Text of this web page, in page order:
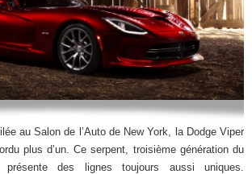
au Salon de l’Auto de New York, la Dodge Viper
plus d’un. Ce serpent, troisième génération du
présente des lignes toujours aussi uniques.